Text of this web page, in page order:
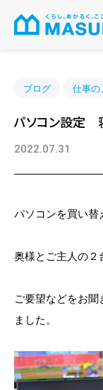
ブログ 仕事の
パソコン設定
2022.07.31
パソコンを買い替
奥様とご主人の２
ご要望などをお
ました。